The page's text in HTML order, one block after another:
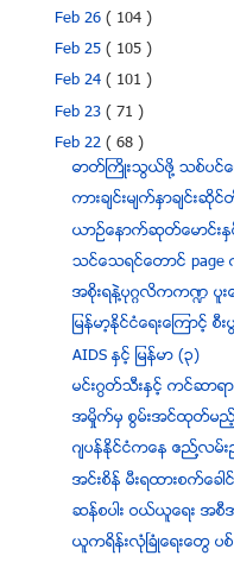
Feb 26( 104 )
Feb 25( 105 )
Feb 24( 101 )
Feb 23( 71 )
Feb 22( 68 )
ဓာတ္ႀကိဳးသြယ္ဖုိ႔ သစ္ပ
ကားခ်င္းမ်က္ႏွာခ်င္းဆိုင္
ယာဥ္ေနာက္ဆုတ္ေမာင္း
သင္ေသရင္ေတာင္ page
အစိုးရနဲ႔ပုဂၢလိကက႑ ပူးေပါင္
ျမန္မာ့ႏိုင္ငံေရးေၾကာင့္ စီ
AIDS ႏွင့္ ျမန္မာ (၃)
မင္းဂြတ္သီးႏွင့္ ကင္ဆာရာ
အမႈိက္မွ စြမ္းအင္ထုတ္
ဂ်ပန္ႏိုင္ငံကေန ဧည္႔လမ္
အင္းစိန္ မီးရထားစက္ေခ
ဆန္စပါး ဝယ္ယူေရး အ
ယူကရိန္းလံုၿခံဳေရးေတြ ပ